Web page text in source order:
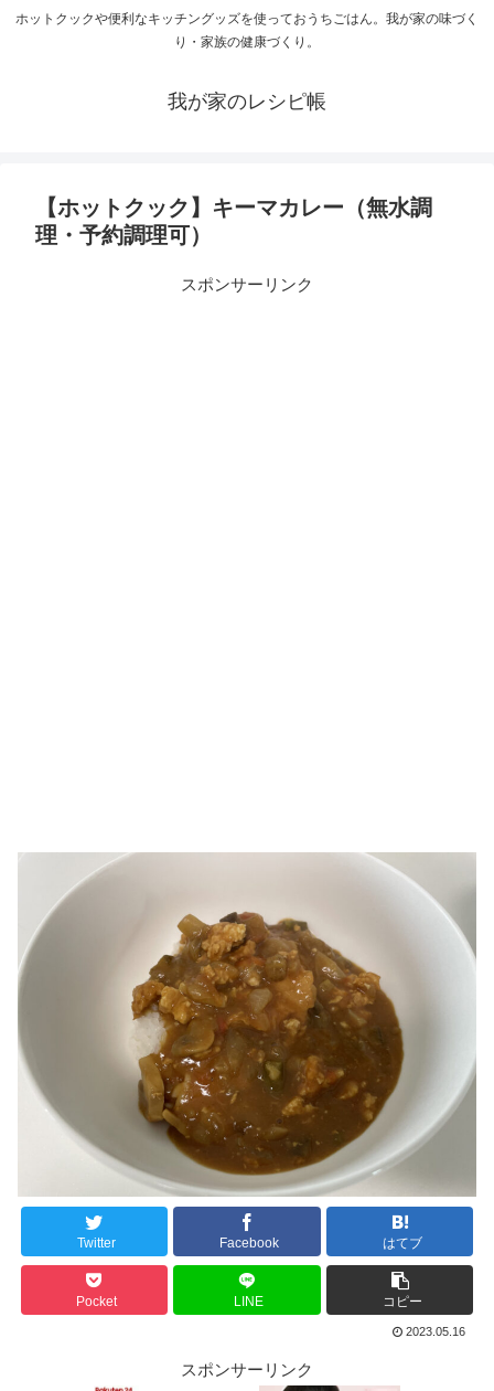
ホットクックや便利なキッチングッズを使っておうちごはん。我が家の味づく
り・家族の健康づくり。
我が家のレシピ帳
【ホットクック】キーマカレー（無水調
理・予約調理可）
スポンサーリンク
Twitter Facebook はてブ
Pocket LINE コピー
2023.05.16
スポンサーリンク